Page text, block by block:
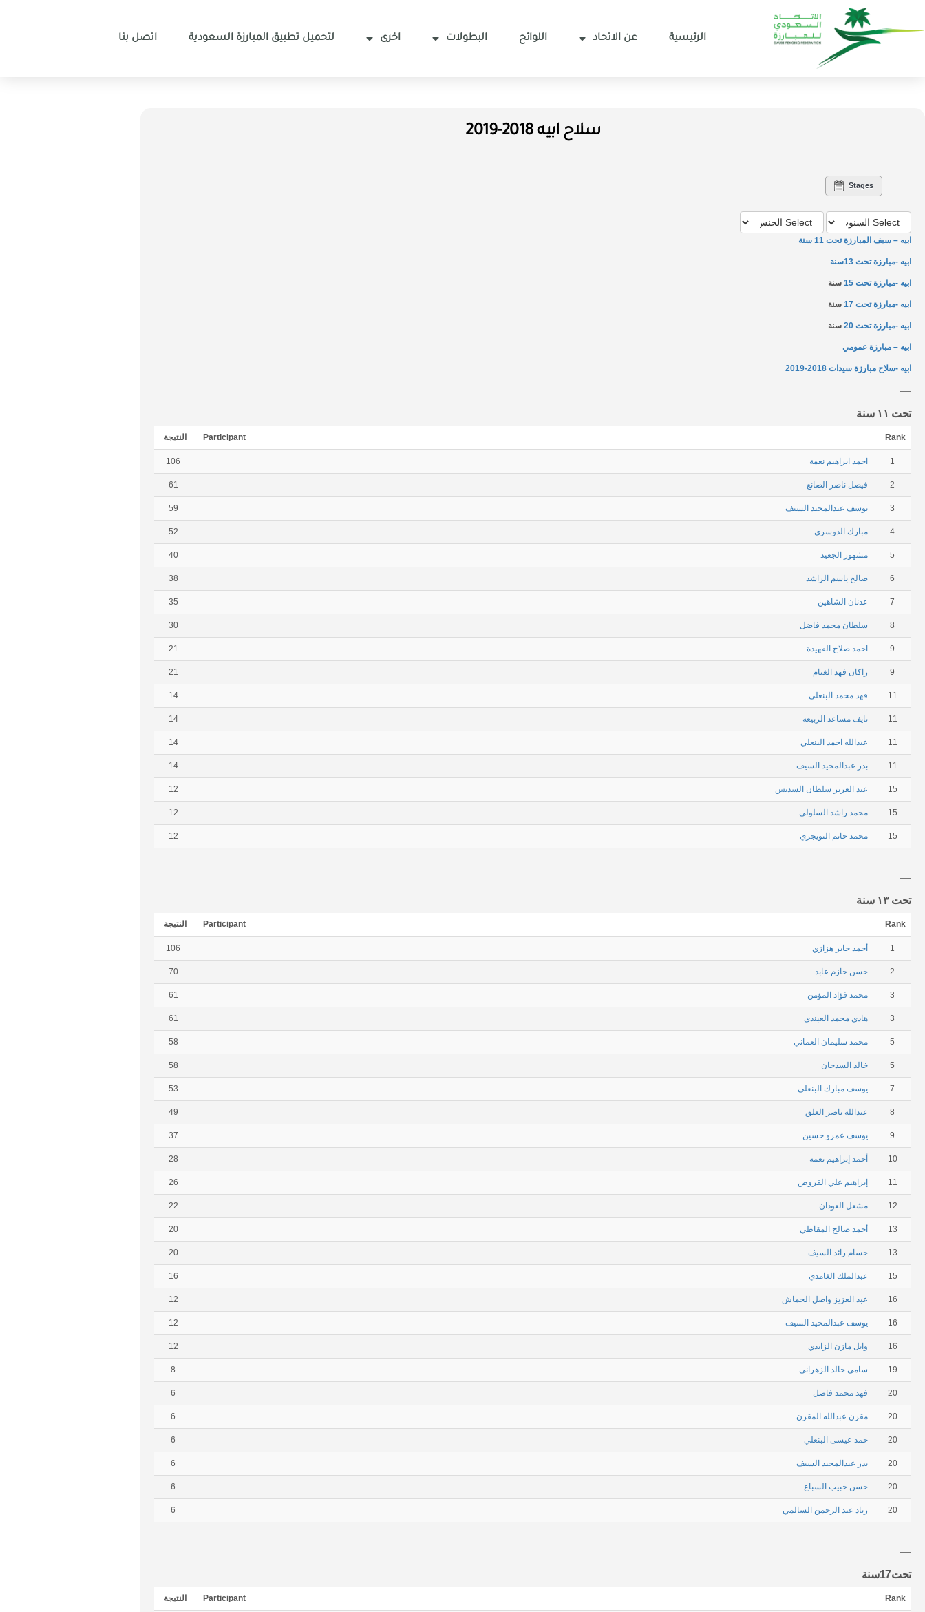
الرئيسية عن الاتحاد اللوائح البطولات اخرى لتحميل تطبيق المبارزة السعودية اتصل بنا
سلاح ابيه 2018-2019
Stages
ابيه – سيف المبارزة تحت 11 سنة
ابيه -مبارزة تحت 13سنة
ابيه -مبارزة تحت 15 سنة
ابيه -مبارزة تحت 17 سنة
ابيه -مبارزة تحت 20 سنة
ابيه – مبارزة عمومي
ابيه -سلاح مبارزة سيدات 2018-2019
تحت ١١ سنة
Rank
Participant النتيجة
1 احمد ابراهيم نعمة 106
2 فيصل ناصر الصانع 61
3 يوسف عبدالمجيد السيف 59
4 مبارك الدوسري 52
5 مشهور الجعيد 40
6 صالح باسم الراشد 38
7 عدنان الشاهين 35
8 سلطان محمد فاضل 30
9 احمد صلاح الفهيدة 21
9 راكان فهد الغنام 21
11 فهد محمد البنعلي 14
11 نايف مساعد الربيعة 14
11 عبدالله احمد البنعلي 14
11 بدر عبدالمجيد السيف 14
15 عبد العزيز سلطان السديس 12
15 محمد راشد السلولي 12
15 محمد حاتم التويجري 12
تحت ١٣ سنة
Rank
Participant النتيجة
1 أحمد جابر هزازي 106
2 حسن حازم عابد 70
3 محمد فؤاد المؤمن 61
3 هادي محمد العبندي 61
5 محمد سليمان العماني 58
5 خالد السدحان 58
7 يوسف مبارك البنعلي 53
8 عبدالله ناصر العلق 49
9 يوسف عمرو حسين 37
10 أحمد إبراهيم نعمة 28
11 إبراهيم علي القروص 26
12 مشعل العودان 22
13 أحمد صالح المقاطي 20
13 حسام رائد السيف 20
15 عبدالملك الغامدي 16
16 عبد العزيز واصل الخماش 12
16 يوسف عبدالمجيد السيف 12
16 وابل مازن الزايدي 12
19 سامي خالد الزهراني 8
20 فهد محمد فاضل 6
20 مقرن عبدالله المقرن 6
20 حمد عيسى البنعلي 6
20 بدر عبدالمجيد السيف 6
20 حسن حبيب السباع 6
20 زياد عبد الرحمن السالمي 6
تحت17سنة
Rank
Participant النتيجة